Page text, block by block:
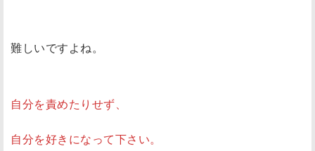
難しいですよね。
自分を責めたりせず、
自分を好きになって下さい。